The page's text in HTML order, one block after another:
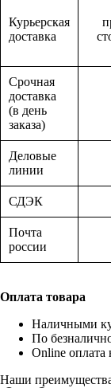
Курьерская
доставка
Срочная
доставка
(в день
заказа)
Деловые
линии
СДЭК
Почта
россии
Оплата товара
Наличными
По
Online оплата
Наши